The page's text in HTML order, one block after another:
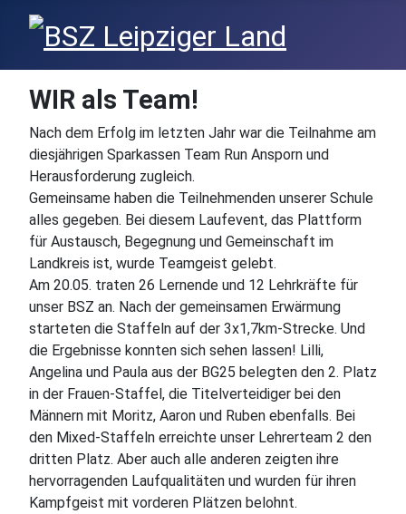
WIR als Team!
Nach dem Erfolg im letzten Jahr war die Teilnahme am
diesjährigen Sparkassen Team Run Ansporn und
Herausforderung zugleich.
Gemeinsame haben die Teilnehmenden unserer Schule
alles gegeben. Bei diesem Laufevent, das Plattform
für Austausch, Begegnung und Gemeinschaft im
Landkreis ist, wurde Teamgeist gelebt.
Am 20.05. traten 26 Lernende und 12 Lehrkräfte für
unser BSZ an. Nach der gemeinsamen Erwärmung
starteten die Staffeln auf der 3x1,7km-Strecke. Und
die Ergebnisse konnten sich sehen lassen! Lilli,
Angelina und Paula aus der BG25 belegten den 2. Platz
in der Frauen-Staffel, die Titelverteidiger bei den
Männern mit Moritz, Aaron und Ruben ebenfalls. Bei
den Mixed-Staffeln erreichte unser Lehrerteam 2 den
dritten Platz. Aber auch alle anderen zeigten ihre
hervorragenden Laufqualitäten und wurden für ihren
Kampfgeist mit vorderen Plätzen belohnt.